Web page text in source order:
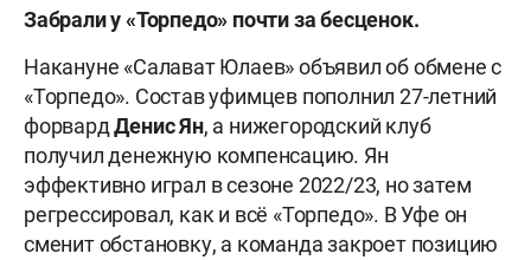
Забрали у «Торпедо» почти за бесценок.
Накануне «Салават Юлаев» объявил об обмене с
«Торпедо». Состав уфимцев пополнил 27-летний
форвардДенис Ян, а нижегородский клуб
получил денежную компенсацию. Ян
эффективно играл в сезоне 2022/23, но затем
регрессировал, как и всё «Торпедо». В Уфе он
сменит обстановку, а команда закроет позицию